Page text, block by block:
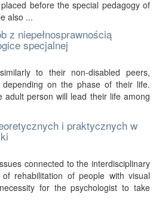
before the special pedagogy of
also ...
z niepełnosprawnością
specjalnej
to their non-disabled peers,
on the phase of their life.
adult person will lead their life among
i praktycznych w
connected to the interdisciplinary
rehabilitation of people with visual
for the psychologist to take